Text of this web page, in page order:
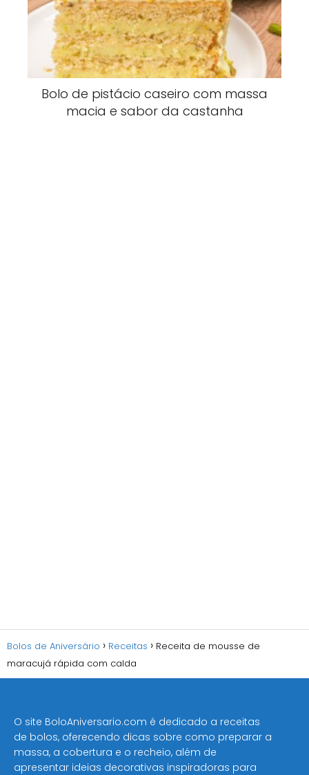
Bolo de pistácio caseiro com massa
macia e sabor da castanha
Bolos de Aniversário Receitas
Receita de mousse de
maracujá rápida com calda
O site BoloAniversario.com é dedicado a receitas
de bolos, oferecendo dicas sobre como preparar a
massa, a cobertura e o recheio, além de
apresentar ideias decorativas inspiradoras para